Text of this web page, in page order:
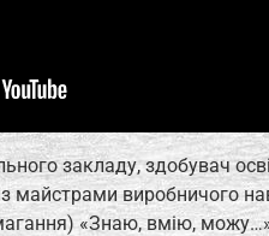
закладу, здобувач
виробничого
«Знаю, вмію,